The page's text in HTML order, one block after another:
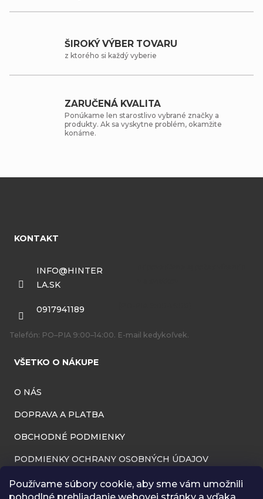
Používame súbory cookie, aby sme vám umožnili
ŠIROKÝ VÝBER TOVARU
z ktorého si každý vyberie
ZARUČENÁ KVALITA
Ponúkame len starostlivo vybrané značky a
produkty. Ak sa vyskytne problém, okamžite
konáme.
KONTAKT
INFO@HINTER
LA.SK
0917941189
Telefón: PO–PIA 9:00–14:00. E-mail kedykoľvek.
VŠETKO O NÁKUPE
O NÁS
DOPRAVA A PLATBA
OBCHODNÉ PODMIENKY
PODMIENKY OCHRANY OSOBNÝCH ÚDAJOV
INFORMÁCIE O PREVÁDZKOVATEĽOVI